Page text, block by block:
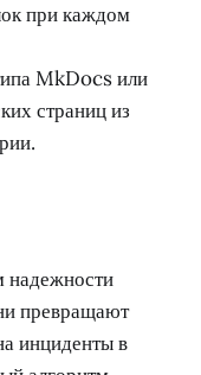
при каждом
MkDocs или
страниц из
превращают
инциденты в